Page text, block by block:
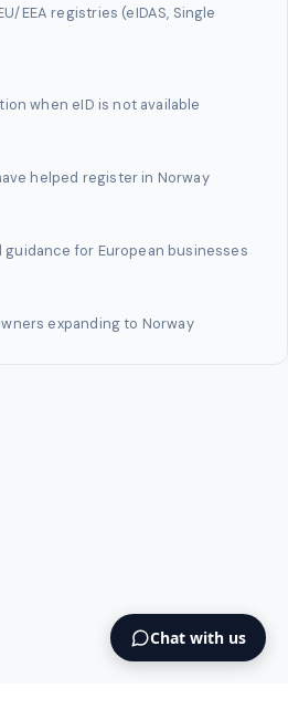
EEA registries (eIDAS, Single
when eID is not available
helped register in Norway
guidance for European businesses
expanding to Norway
Chat with us